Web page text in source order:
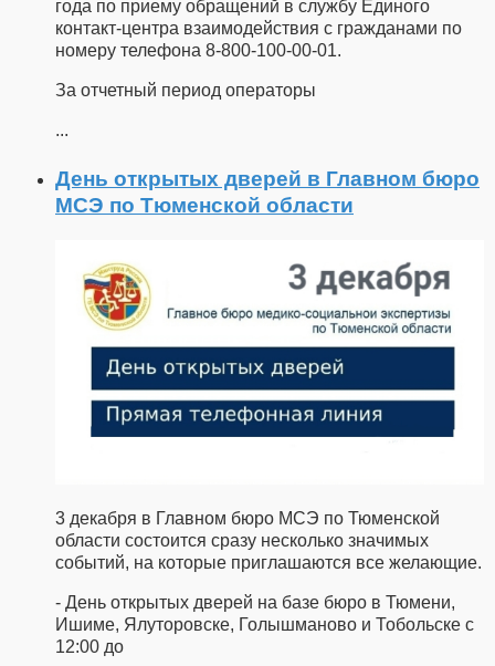
года по приему обращений в службу Единого
контакт-центра взаимодействия с гражданами по
номеру телефона 8-800-100-00-01.
За отчетный период операторы
...
День открытых дверей в Главном бюро
МСЭ по Тюменской области
3 декабря в Главном бюро МСЭ по Тюменской
области состоится сразу несколько значимых
событий, на которые приглашаются все желающие.
- День открытых дверей на базе бюро в Тюмени,
Ишиме, Ялуторовске, Голышманово и Тобольске с
12:00 до